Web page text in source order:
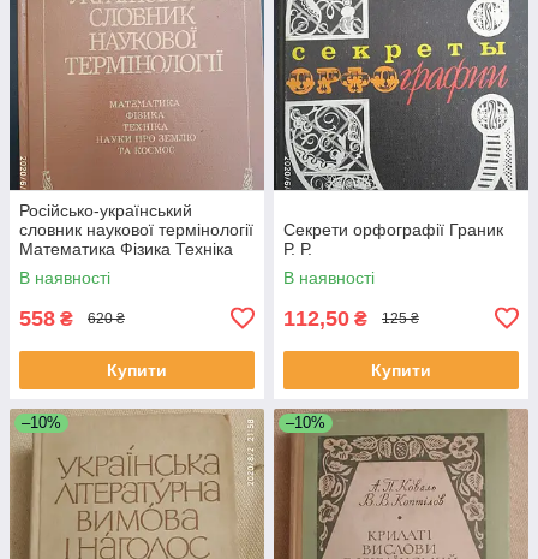
Російсько-український
словник наукової термінології
Математика Фізика Техніка
Науки про землю та космос
В наявності
558 ₴ 620 ₴
Купити
Секрети орфографії Граник
Р. Р.
В наявності
112,50 ₴ 125 ₴
Купити
–10% –10%